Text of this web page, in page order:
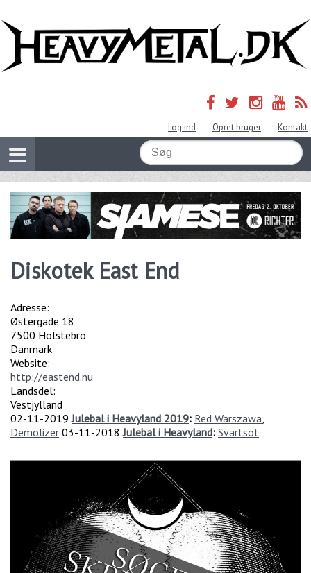
Log ind Opret bruger Kontakt
Diskotek East End
Adresse:
Østergade 18
7500 Holstebro
Danmark
Website:
http://eastend.nu
Landsdel:
Vestjylland
02-11-2019 Julebal i Heavyland 2019: Red Warszawa
Demolizer 03-11-2018 Julebal i Heavyland: Svartsot